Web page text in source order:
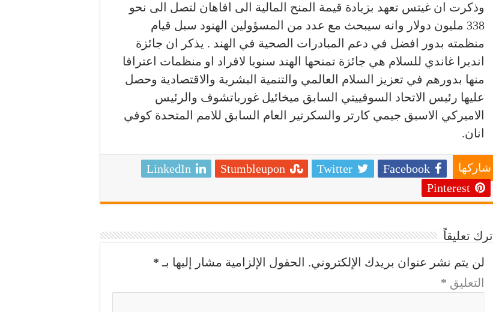
وذكرت ان غيتس تعهد بزيادة قيمة المنح المالية الى افاهان لتصل الى نحو
338 مليون دولار وانه سيبحث مع عدد من المسؤولين الهنود سبل قيام
منظمته بدور افضل في دعم المبادرات الصحية في الهند . يذكر ان جائزة
انديرا غاندي للسلام هي جائزة تمنحها الهند سنويا لافراد او منظمات اعترافا
منها بدورهم في تعزيز السلام العالمي والتنمية البشرية والاقتصادية وحصل
عليها رئيس الاتحاد السوفييتي السابق ميخائيل غورباتشوف والرئيس
الاميركي الاسبق جيمي كارتر والسكرتير العام السابق للامم المتحدة كوفي
انان.
شاركها Facebook
Twitter
Stumbleupon
LinkedIn
Pinterest
اترك تعليقاً
لن يتم نشر عنوان بريدك الإلكتروني. الحقول الإلزامية مشار إليها بـ *
التعليق *